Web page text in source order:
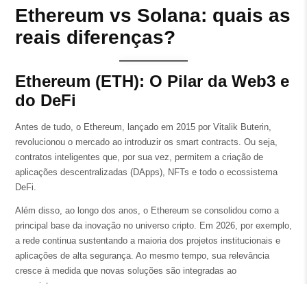
Ethereum vs Solana: quais as
reais diferenças?
Ethereum (ETH): O Pilar da Web3 e
do DeFi
Antes de tudo, o Ethereum, lançado em 2015 por Vitalik Buterin,
revolucionou o mercado ao introduzir os smart contracts. Ou seja,
contratos inteligentes que, por sua vez, permitem a criação de
aplicações descentralizadas (DApps), NFTs e todo o ecossistema
DeFi.
Além disso, ao longo dos anos, o Ethereum se consolidou como a
principal base da inovação no universo cripto. Em 2026, por exemplo,
a rede continua sustentando a maioria dos projetos institucionais e
aplicações de alta segurança. Ao mesmo tempo, sua relevância
cresce à medida que novas soluções são integradas ao